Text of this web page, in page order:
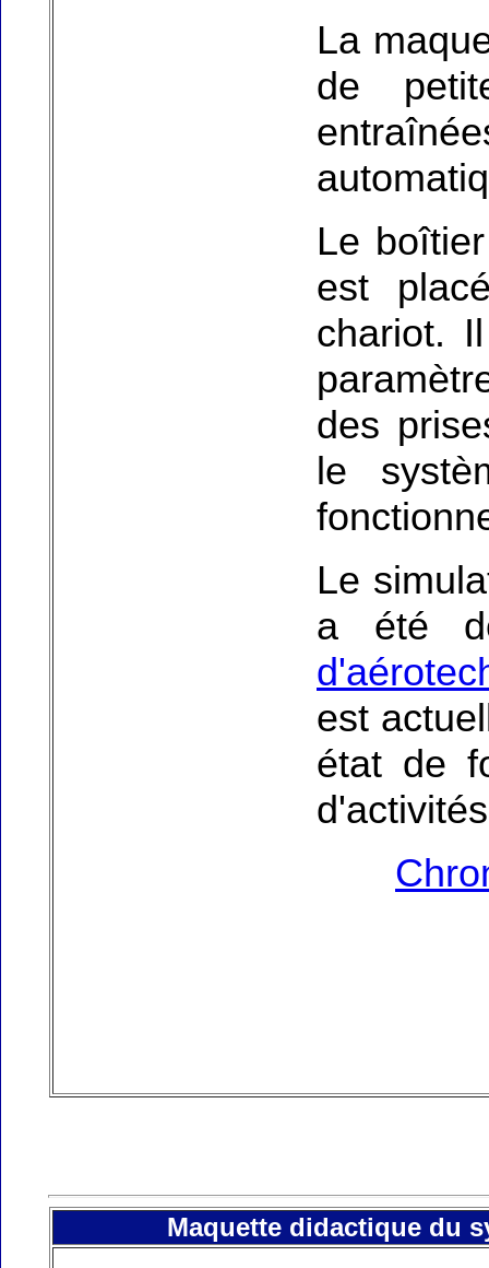
La
de
Le
est
chariot.
des
le
Le
a été
est
état de
Maquette didactique du